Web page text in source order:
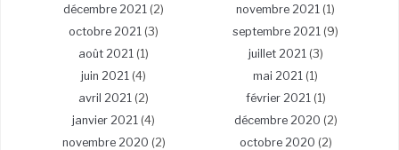
décembre 2021 (2) novembre 2021 (1)
octobre 2021 (3) septembre 2021 (9)
août 2021 (1) juillet 2021 (3)
juin 2021 (4) mai 2021 (1)
avril 2021 (2) février 2021 (1)
janvier 2021 (4) décembre 2020 (2)
novembre 2020 (2) octobre 2020 (2)